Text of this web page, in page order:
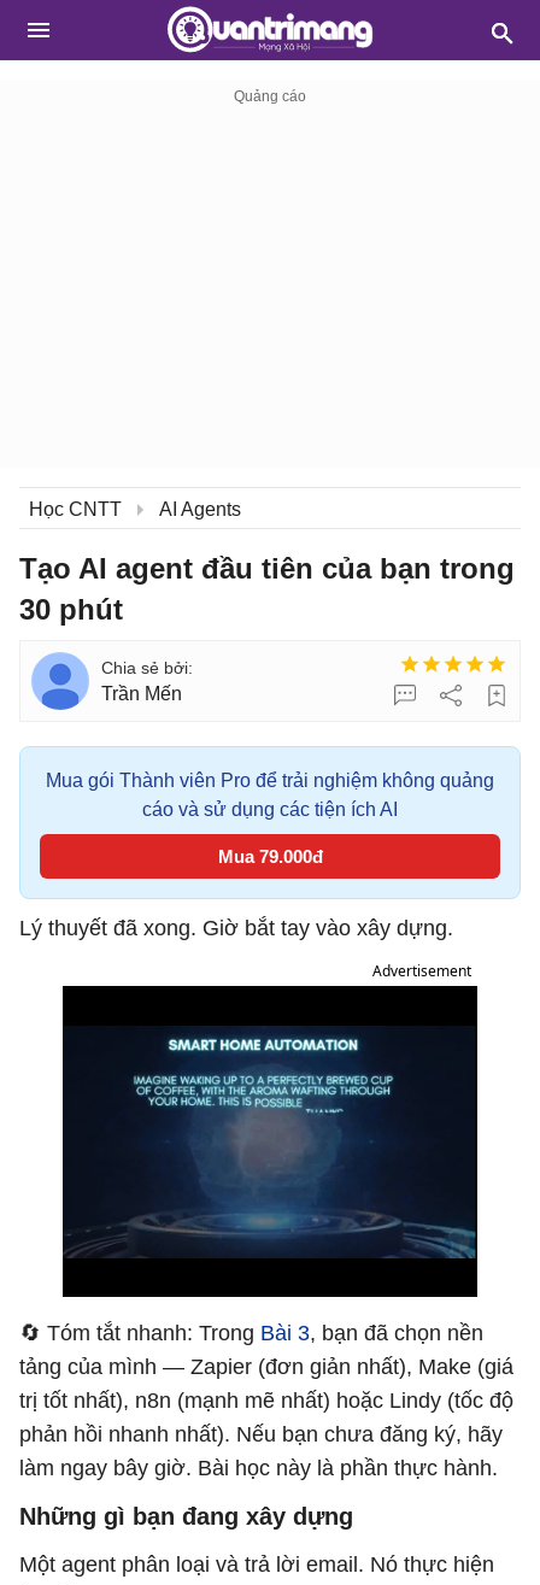
Học CNTT AI Agents
Tạo AI agent đầu tiên của bạn trong
30 phút
Trần Mến
Mua gói Thành viên Pro để trải nghiệm không quảng
cáo và sử dụng các tiện ích AI
Mua 79.000đ
Lý thuyết đã xong. Giờ bắt tay vào xây dựng.
Advertisement
🔄 Tóm tắt nhanh: Trong Bài 3, bạn đã chọn nền
tảng của mình — Zapier (đơn giản nhất), Make (giá
trị tốt nhất), n8n (mạnh mẽ nhất) hoặc Lindy (tốc độ
phản hồi nhanh nhất). Nếu bạn chưa đăng ký, hãy
làm ngay bây giờ. Bài học này là phần thực hành.
Những gì bạn đang xây dựng
Một agent phân loại và trả lời email. Nó thực hiện